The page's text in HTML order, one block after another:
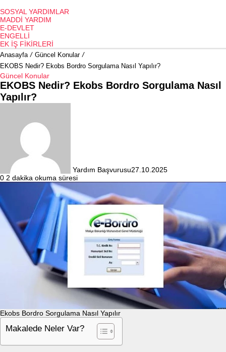
SOSYAL YARDIMLAR
MADDI YARDIM
E-DEVLET
ENGELLI
EK İŞ FIKIRLERI
Anasayfa / Güncel Konular /
EKOBS Nedir? Ekobs Bordro Sorgulama Nasıl Yapılır?
Güncel Konular
EKOBS Nedir? Ekobs Bordro Sorgulama Nasıl
Yapılır?
Yardım Başvurusu27.10.2025
0 2 dakika okuma süresi
Ekobs Bordro Sorgulama Nasıl Yapılır
Makalede Neler Var?